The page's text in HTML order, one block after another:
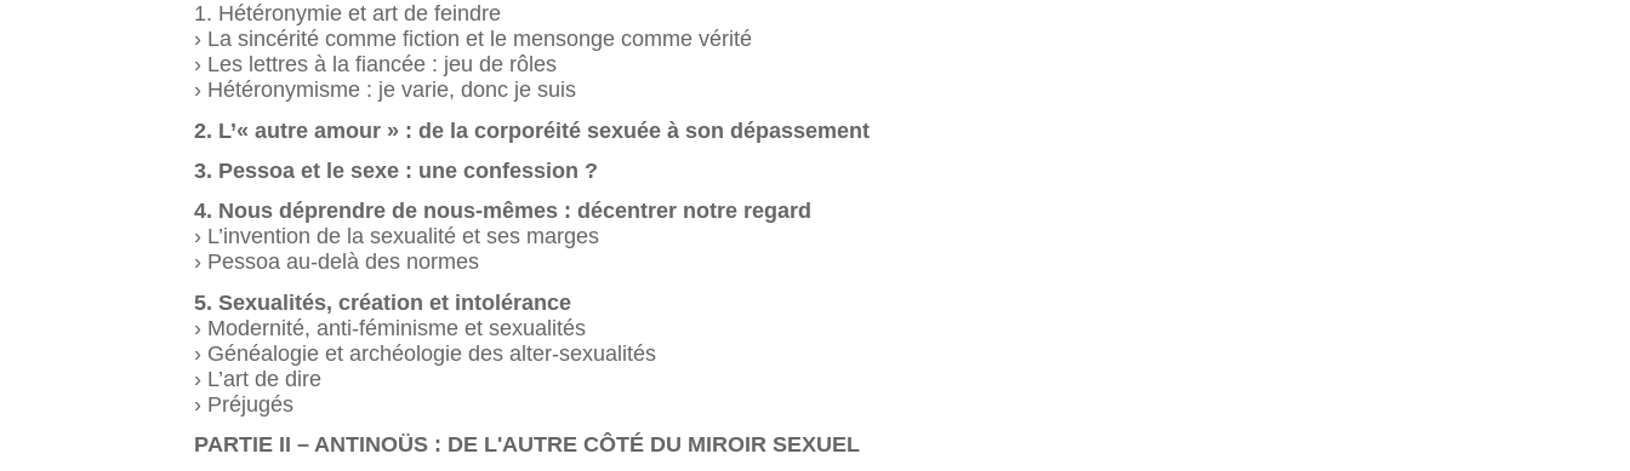
1. Hétéronymie et art de feindre
› La sincérité comme fiction et le mensonge comme vérité
› Les lettres à la fiancée : jeu de rôles
› Hétéronymisme : je varie, donc je suis
2. L’« autre amour » : de la corporéité sexuée à son dépassement
3. Pessoa et le sexe : une confession ?
4. Nous déprendre de nous-mêmes : décentrer notre regard
› L’invention de la sexualité et ses marges
› Pessoa au-delà des normes
5. Sexualités, création et intolérance
› Modernité, anti-féminisme et sexualités
› Généalogie et archéologie des alter-sexualités
› L’art de dire
› Préjugés
PARTIE II – ANTINOÜS : DE L'AUTRE CÔTÉ DU MIROIR SEXUEL